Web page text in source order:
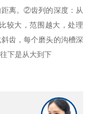
离。 ②齿列的深度：从
较大，范围越大，处理
齿，每个磨头的沟槽深
下是从大到下